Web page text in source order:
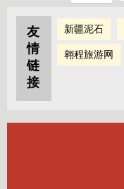
友
情
链
接
新疆泥石
翱程旅游网